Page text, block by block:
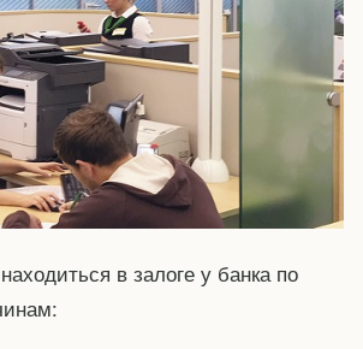
в залоге у банка по